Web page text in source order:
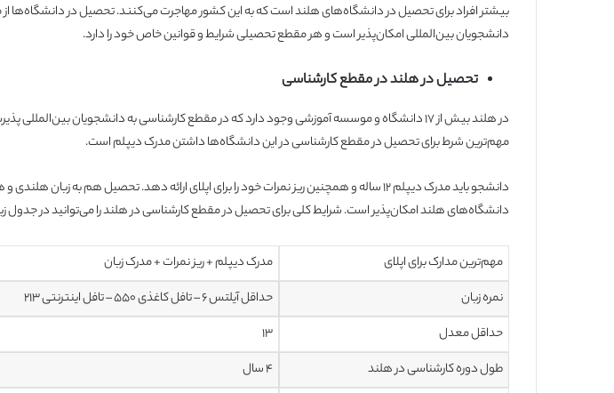
بیشتر افراد برای تحصیل در دانشگاه‌های هلند است که به این کشور مهاجرت می‌کنند. تحصیل در دانشگاه‌ها از
دانشجویان بین‌المللی امکان‌پذیر است و هر مقطع تحصیلی شرایط و قوانین خاص خود را دارد.
تحصیل در هلند در مقطع کارشناسی
در هلند بیش از ۱۷ دانشگاه و موسسه آموزشی وجود دارد که در مقطع کارشناسی به دانشجویان
مهم‌ترین شرط برای تحصیل در مقطع کارشناسی در این دانشگاه‌ها داشتن مدرک دیپلم است.
دانشجو باید مدرک دیپلم ۱۲ ساله و همچنین ریز نمرات خود را برای اپلای ارائه دهد. تحصیل هم به زبان
دانشگا‌ه‌های هلند امکان‌پذیر است. شرایط کلی برای تحصیل در مقطع کارشناسی در هلند را می‌توانید در جدول
مهم‌ترین مدارک برای اپلای
مدرک دیپلم + ریز نمرات + مدرک زبان
نمره زبان
حداقل آیلتس ۶ – تافل کاغذی ۵۵۰ – تافل اینترنتی ۲۱۳
حداقل معدل
۱۳
طول دوره کارشناسی در هلند
۴ سال